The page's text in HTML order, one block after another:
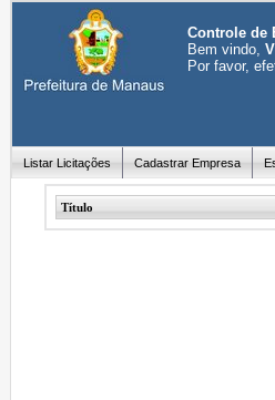
Controle de
Bem vindo,
Por favor,
Listar Licitações Cadastrar Empresa
Título